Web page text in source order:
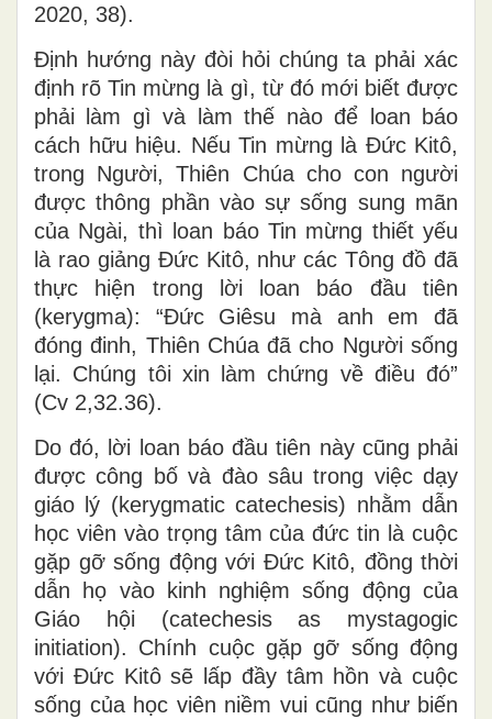
2020, 38).
Định hướng này đòi hỏi chúng ta phải xác
định rõ Tin mừng là gì, từ đó mới biết được
phải làm gì và làm thế nào để loan báo
cách hữu hiệu. Nếu Tin mừng là Đức Kitô,
trong Người, Thiên Chúa cho con người
được thông phần vào sự sống sung mãn
của Ngài, thì loan báo Tin mừng thiết yếu
là rao giảng Đức Kitô, như các Tông đồ đã
thực hiện trong lời loan báo đầu tiên
(kerygma): “Đức Giêsu mà anh em đã
đóng đinh, Thiên Chúa đã cho Người sống
lại. Chúng tôi xin làm chứng về điều đó”
(Cv 2,32.36).
Do đó, lời loan báo đầu tiên này cũng phải
được công bố và đào sâu trong việc dạy
giáo lý (kerygmatic catechesis) nhằm dẫn
học viên vào trọng tâm của đức tin là cuộc
gặp gỡ sống động với Đức Kitô, đồng thời
dẫn họ vào kinh nghiệm sống động của
Giáo hội (catechesis as mystagogic
initiation). Chính cuộc gặp gỡ sống động
với Đức Kitô sẽ lấp đầy tâm hồn và cuộc
sống của học viên niềm vui cũng như biến